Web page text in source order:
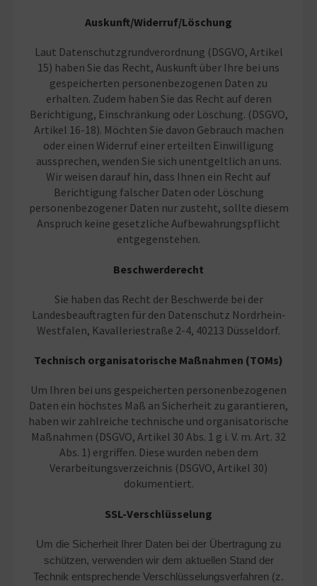
Auskunft/Widerruf/Löschung
Laut Datenschutzgrundverordnung (DSGVO, Artikel
15) haben Sie das Recht, Auskunft über Ihre bei uns
gespeicherten personenbezogenen Daten zu
erhalten. Zudem haben Sie das Recht auf deren
Berichtigung, Einschränkung oder Löschung. (DSGVO,
Artikel 16-18). Möchten Sie davon Gebrauch machen
oder einen Widerruf einer erteilten Einwilligung
aussprechen, wenden Sie sich unentgeltlich an uns.
Wir weisen darauf hin, dass Ihnen ein Recht auf
Berichtigung falscher Daten oder Löschung
personenbezogener Daten nur zusteht, sollte diesem
Anspruch keine gesetzliche Aufbewahrungspflicht
entgegenstehen.
Beschwerderecht
Sie haben das Recht der Beschwerde bei der
Landesbeauftragten für den Datenschutz Nordrhein-
Westfalen, Kavalleriestraße 2-4, 40213 Düsseldorf.
Technisch organisatorische Maßnahmen (TOMs)
Um Ihren bei uns gespeicherten personenbezogenen
Daten ein höchstes Maß an Sicherheit zu garantieren,
haben wir zahlreiche technische und organisatorische
Maßnahmen (DSGVO, Artikel 30 Abs. 1 g i. V. m. Art. 32
Abs. 1) ergriffen. Diese wurden neben dem
Verarbeitungsverzeichnis (DSGVO, Artikel 30)
dokumentiert.
SSL-Verschlüsselung
Um die Sicherheit Ihrer Daten bei der Übertragung zu
schützen, verwenden wir dem aktuellen Stand der
Technik entsprechende Verschlüsselungsverfahren (z.